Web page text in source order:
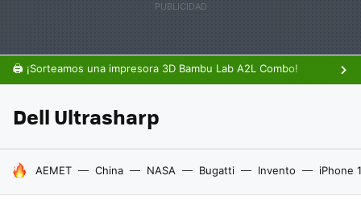
🖨️ ¡Sorteamos una impresora 3D Bambu Lab A2L Combo!
Dell Ultrasharp
HOY SE HABLA DE
AEMET China NASA Bugatti Invento iPhone